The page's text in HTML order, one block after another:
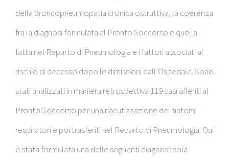
della broncopneumopatia cronica ostruttiva, la coerenza
fra la diagnosi formulata al Pronto Soccorso e quella
fatta nel Reparto di Pneumologia e i fattori associati al
rischio di decesso dopo le dimissioni dall’Ospedale. Sono
stati analizzati in maniera retrospettiva 119 casi afferiti al
Pronto Soccorso per una riacutizzazione dei sintomi
respiratori e poi trasferiti nel Reparto di Pneumologia. Qui
è stata formulata una delle seguenti diagnosi: sola